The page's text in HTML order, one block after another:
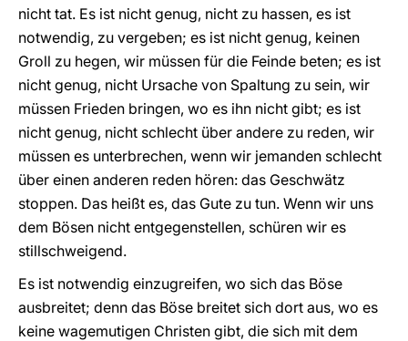
nicht tat. Es ist nicht genug, nicht zu hassen, es ist
notwendig, zu vergeben; es ist nicht genug, keinen
Groll zu hegen, wir müssen für die Feinde beten; es ist
nicht genug, nicht Ursache von Spaltung zu sein, wir
müssen Frieden bringen, wo es ihn nicht gibt; es ist
nicht genug, nicht schlecht über andere zu reden, wir
müssen es unterbrechen, wenn wir jemanden schlecht
über einen anderen reden hören: das Geschwätz
stoppen. Das heißt es, das Gute zu tun. Wenn wir uns
dem Bösen nicht entgegenstellen, schüren wir es
stillschweigend.
Es ist notwendig einzugreifen, wo sich das Böse
ausbreitet; denn das Böse breitet sich dort aus, wo es
keine wagemutigen Christen gibt, die sich mit dem